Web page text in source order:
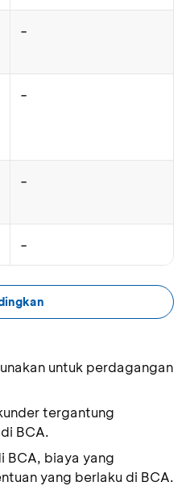
-
-
-
-
untuk perdagangan
tergantung
BCA.
BCA, biaya yang
yang berlaku di BCA.